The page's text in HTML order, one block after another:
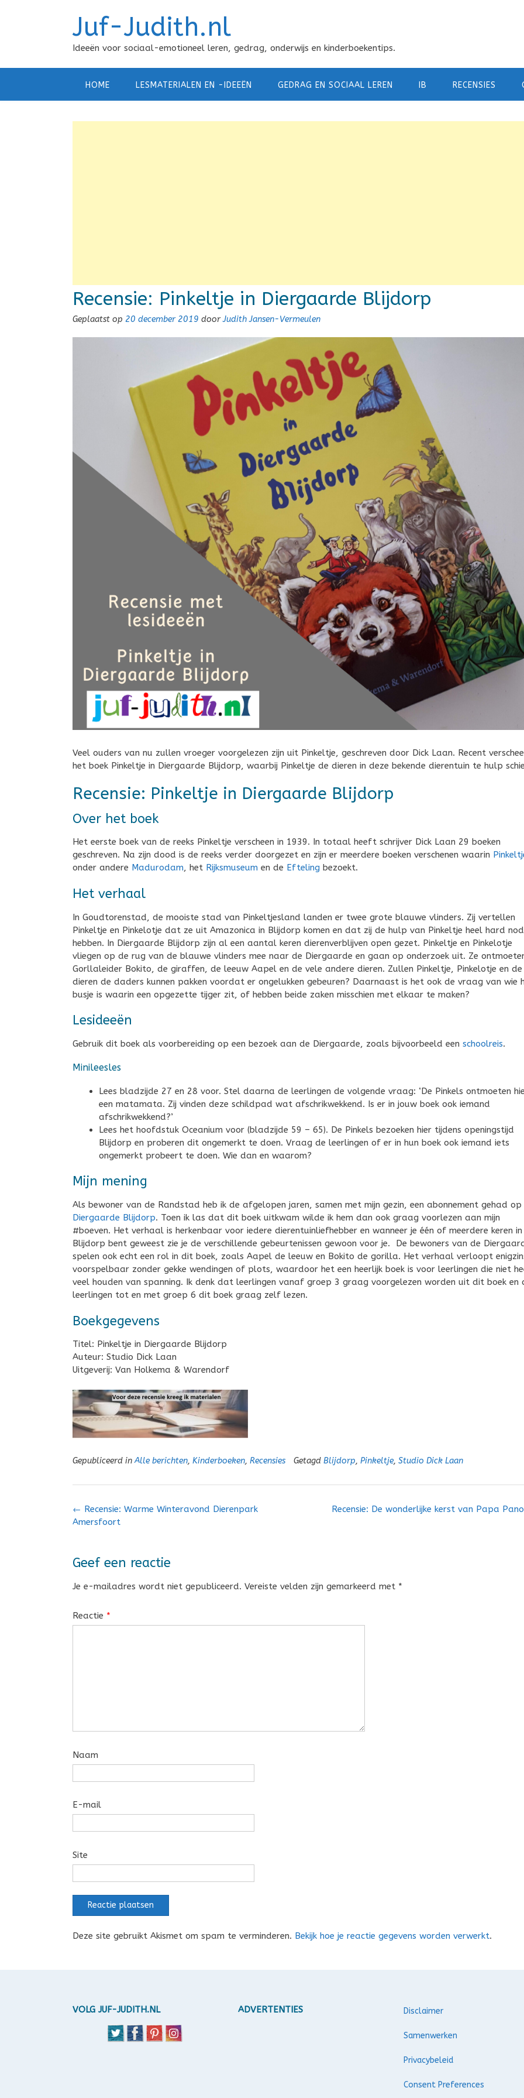
Juf-Judith.nl
Ideeën voor sociaal-emotioneel leren, gedrag, onderwijs en kinderboekentips.
HOME LESMATERIALEN EN -IDEEËN GEDRAG EN SOCIAAL LEREN IB RECENSIES
Recensie: Pinkeltje in Diergaarde Blijdorp
Geplaatst op 20 december 2019 doorJudith Jansen-Vermeulen
Veel ouders van nu zullen vroeger voorgelezen zijn uit Pinkeltje, geschreven door Dick Laan. Recent
het boek Pinkeltje in Diergaarde Blijdorp, waarbij Pinkeltje de dieren in deze bekende dierentuin te hulp
Recensie: Pinkeltje in Diergaarde Blijdorp
Over het boek
Het eerste boek van de reeks Pinkeltje verscheen in 1939. In totaal heeft schrijver Dick Laan 29 boeken
geschreven. Na zijn dood is de reeks verder doorgezet en zijn er meerdere boeken verschenen waarin
onder andere Madurodam, het Rijksmuseum en de Efteling bezoekt.
Het verhaal
In Goudtorenstad, de mooiste stad van Pinkeltjesland landen er twee grote blauwe vlinders. Zij vertellen
Pinkeltje en Pinkelotje dat ze uit Amazonica in Blijdorp komen en dat zij de hulp van Pinkeltje heel hard
hebben. In Diergaarde Blijdorp zijn al een aantal keren dierenverblijven open gezet. Pinkeltje en Pinkelotje
vliegen op de rug van de blauwe vlinders mee naar de Diergaarde en gaan op onderzoek uit. Ze
Gorllaleider Bokito, de giraffen, de leeuw Aapel en de vele andere dieren. Zullen Pinkeltje, Pinkelotje en de
dieren de daders kunnen pakken voordat er ongelukken gebeuren? Daarnaast is het ook de vraag van wie
busje is waarin een opgezette tijger zit, of hebben beide zaken misschien met elkaar te maken?
Lesideeën
Gebruik dit boek als voorbereiding op een bezoek aan de Diergaarde, zoals bijvoorbeeld een schoolreis.
Minileesles
Lees bladzijde 27 en 28 voor. Stel daarna de leerlingen de volgende vraag: ‘De Pinkels ontmoeten
een matamata. Zij vinden deze schildpad wat afschrikwekkend. Is er in jouw boek ook iemand
afschrikwekkend?’
Lees het hoofdstuk Oceanium voor (bladzijde 59 – 65). De Pinkels bezoeken hier tijdens openingstijd
Blijdorp en proberen dit ongemerkt te doen. Vraag de leerlingen of er in hun boek ook iemand iets
ongemerkt probeert te doen. Wie dan en waarom?
Mijn mening
Als bewoner van de Randstad heb ik de afgelopen jaren, samen met mijn gezin, een abonnement gehad op
Diergaarde Blijdorp. Toen ik las dat dit boek uitkwam wilde ik hem dan ook graag voorlezen aan mijn
#boeven. Het verhaal is herkenbaar voor iedere dierentuinliefhebber en wanneer je één of meerdere keren in
Blijdorp bent geweest zie je de verschillende gebeurtenissen gewoon voor je. De bewoners van de
spelen ook echt een rol in dit boek, zoals Aapel de leeuw en Bokito de gorilla. Het verhaal verloopt
voorspelbaar zonder gekke wendingen of plots, waardoor het een heerlijk boek is voor leerlingen die niet
veel houden van spanning. Ik denk dat leerlingen vanaf groep 3 graag voorgelezen worden uit dit boek en
leerlingen tot en met groep 6 dit boek graag zelf lezen.
Boekgegevens
Titel: Pinkeltje in Diergaarde Blijdorp
Auteur: Studio Dick Laan
Uitgeverij: Van Holkema & Warendorf
Gepubliceerd inAlle berichten, Kinderboeken, Recensies Getagd Blijdorp, Pinkeltje, Studio Dick Laan
Bericht
navigatie
Recensie: De wonderlijke kerst van Papa
← Recensie: Warme Winteravond Dierenpark
Amersfoort
Geef een reactie
Je e-mailadres wordt niet gepubliceerd. Vereiste velden zijn gemarkeerd met *
Reactie *
Naam
E-mail
Site
Deze site gebruikt Akismet om spam te verminderen. Bekijk hoe je reactie gegevens worden verwerkt.
VOLG JUF-JUDITH.NL ADVERTENTIES Disclaimer
Samenwerken
Privacybeleid
Consent Preferences